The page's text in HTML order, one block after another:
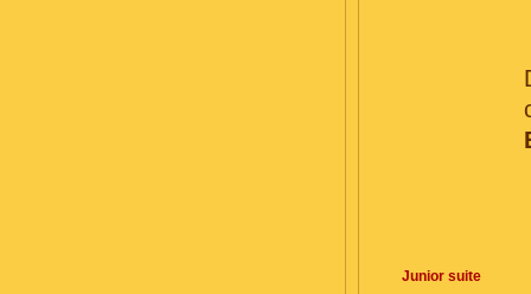
Junior suite